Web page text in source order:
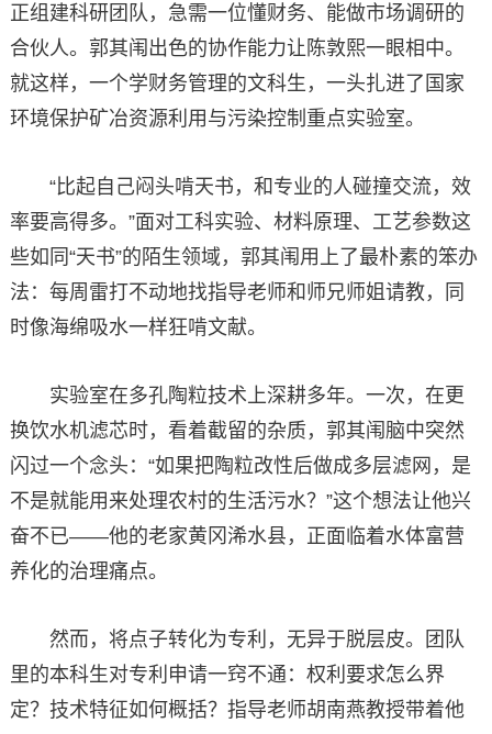
正组建科研团队，急需一位懂财务、能做市场调研的
合伙人。郭其闱出色的协作能力让陈敦熙一眼相中。
就这样，一个学财务管理的文科生，一头扎进了国家
环境保护矿冶资源利用与污染控制重点实验室。
“比起自己闷头啃天书，和专业的人碰撞交流，效
率要高得多。”面对工科实验、材料原理、工艺参数这
些如同“天书”的陌生领域，郭其闱用上了最朴素的笨办
法：每周雷打不动地找指导老师和师兄师姐请教，同
时像海绵吸水一样狂啃文献。
实验室在多孔陶粒技术上深耕多年。一次，在更
换饮水机滤芯时，看着截留的杂质，郭其闱脑中突然
闪过一个念头：“如果把陶粒改性后做成多层滤网，是
不是就能用来处理农村的生活污水？”这个想法让他兴
奋不已——他的老家黄冈浠水县，正面临着水体富营
养化的治理痛点。
然而，将点子转化为专利，无异于脱层皮。团队
里的本科生对专利申请一窍不通：权利要求怎么界
定？技术特征如何概括？指导老师胡南燕教授带着他